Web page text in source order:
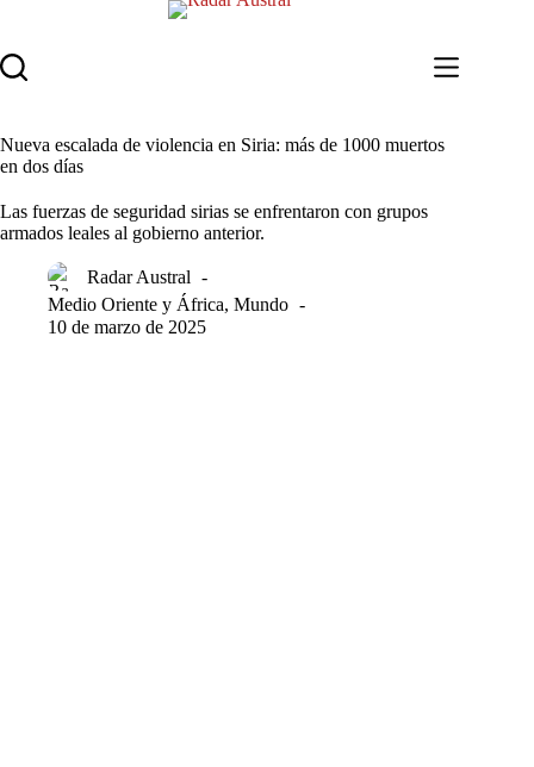
contenido
Nueva escalada de violencia en Siria: más de 1000 muertos
en dos días
Las fuerzas de seguridad sirias se enfrentaron con grupos
armados leales al gobierno anterior.
Radar Austral
Medio Oriente y África, Mundo
10 de marzo de 2025